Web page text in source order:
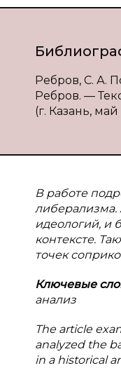
Ребров, С. А.
Ребров. —
(г. Казань,
В работе
идеологий, и
контексте.
точек
Ключевые
анализ
The article
analyzed the
in a historical